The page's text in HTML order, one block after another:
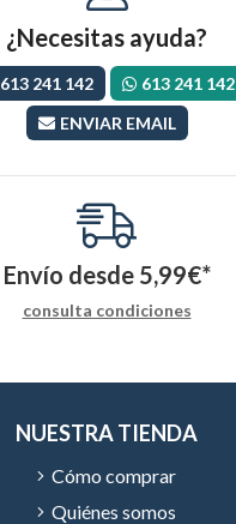
¿Necesitas ayuda?
613 241 142
613 241 142
ENVIAR EMAIL
Envío desde 5,99€*
consulta condiciones
NUESTRA TIENDA
Cómo comprar
Quiénes somos